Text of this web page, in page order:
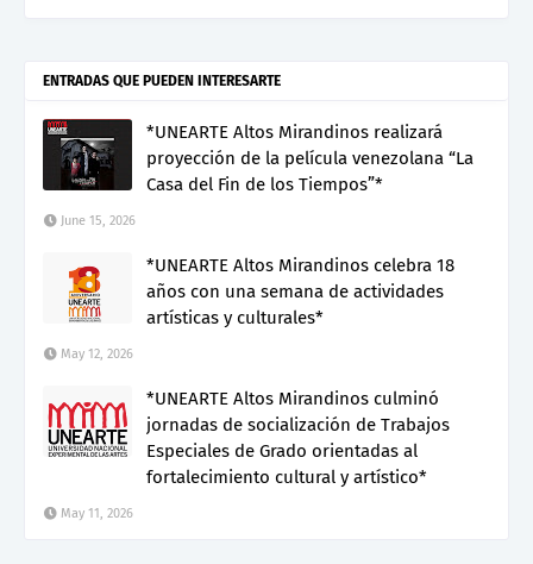
ENTRADAS QUE PUEDEN INTERESARTE
*UNEARTE Altos Mirandinos realizará
proyección de la película venezolana “La
Casa del Fin de los Tiempos”*
June 15, 2026
*UNEARTE Altos Mirandinos celebra 18
años con una semana de actividades
artísticas y culturales*
May 12, 2026
*UNEARTE Altos Mirandinos culminó
jornadas de socialización de Trabajos
Especiales de Grado orientadas al
fortalecimiento cultural y artístico*
May 11, 2026